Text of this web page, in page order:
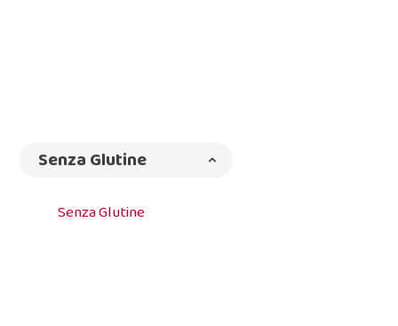
Senza Glutine
Senza Glutine